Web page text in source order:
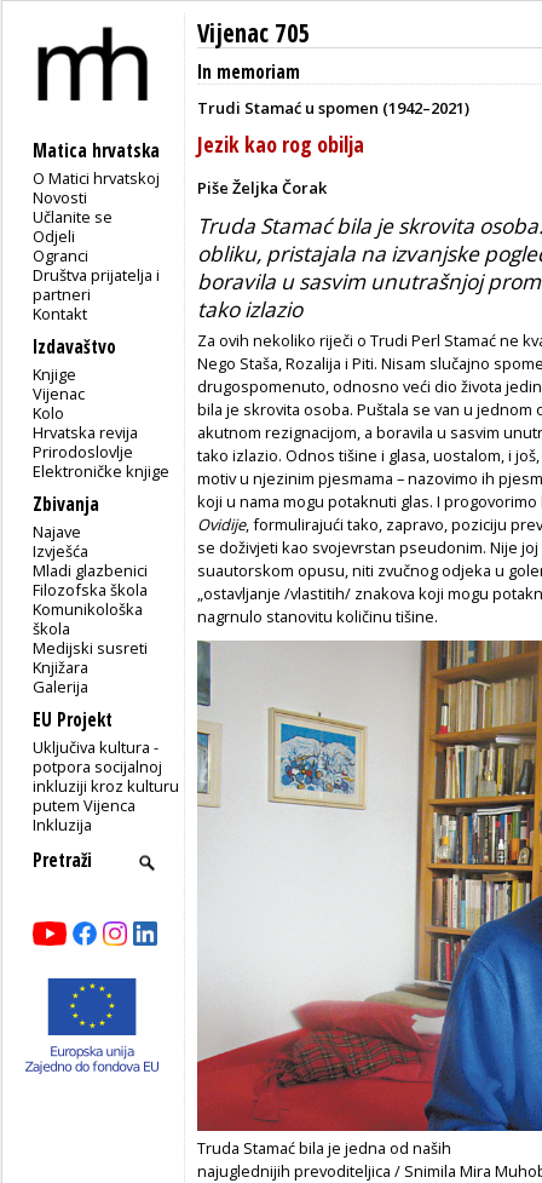
Matica hrvatska
O Matici hrvatskoj
Novosti
Učlanite se
Odjeli
Ogranci
Društva prijatelja i
partneri
Kontakt
Izdavaštvo
Knjige
Vijenac
Kolo
Hrvatska revija
Prirodoslovlje
Elektroničke knjige
Zbivanja
Najave
Izvješća
Mladi glazbenici
Filozofska škola
Komunikološka
škola
Medijski susreti
Knjižara
Galerija
EU Projekt
Uključiva kultura -
potpora socijalnoj
inkluziji kroz kulturu
putem Vijenca
Inkluzija
Vijenac 705
In memoriam
Trudi Stamać u spomen (1942–2021)
Jezik kao rog obilja
Piše Željka Čorak
Truda Stamać bila je skrovita
obliku, pristajala na izvanjske
boravila u sasvim unutrašnjoj
tako izlazio
Za ovih nekoliko riječi o Trudi Perl Stamać ne
Nego Staša, Rozalija i Piti. Nisam slučajno
drugospomenuto, odnosno veći dio života
bila je skrovita osoba. Puštala se van u
akutnom rezignacijom, a boravila u sasvim
tako izlazio. Odnos tišine i glasa, uostalom, i
motiv u njezinim pjesmama – nazovimo ih
koji u nama mogu potaknuti glas. I
Ovidije, formulirajući tako, zapravo, poziciju
se doživjeti kao svojevrstan pseudonim. Nije
suautorskom opusu, niti zvučnog odjeka u
„ostavljanje /vlastitih/ znakova koji mogu
nagrnulo stanovitu količinu tišine.
Truda Stamać bila je jedna od naših
najuglednijih prevoditeljica / Snimila Mira